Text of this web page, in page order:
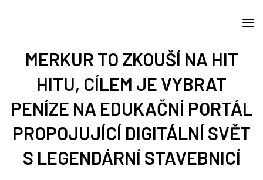
MERKUR TO ZKOUŠÍ NA HIT
HITU, CÍLEM JE VYBRAT
PENÍZE NA EDUKAČNÍ PORTÁL
PROPOJUJÍCÍ DIGITÁLNÍ SVĚT
S LEGENDÁRNÍ STAVEBNICÍ